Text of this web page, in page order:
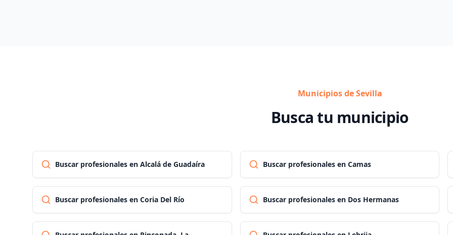
Municipios de Sevilla
Busca tu municipio
Buscar profesionales en Alcalá de Guadaíra Buscar profesionales en Camas
Buscar profesionales en Coria Del Río Buscar profesionales en Dos Hermanas